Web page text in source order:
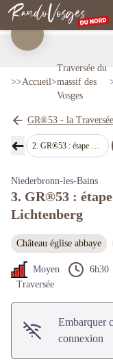
Rando Vosges du Nord
GR®53 : étape 3 de
>>Accueil>
Traversée du
massif des
Vosges
GR®53 - la
➜Étape précédente
2. GR®53 : étape 2 de Obersteinbach à Niederbronn-les-Bains
Niederbronn-les-Bains
3. GR®53 :
Lichtenberg
Château église abbaye
Moyen 6h30
Traversée
Embarquer
connexion